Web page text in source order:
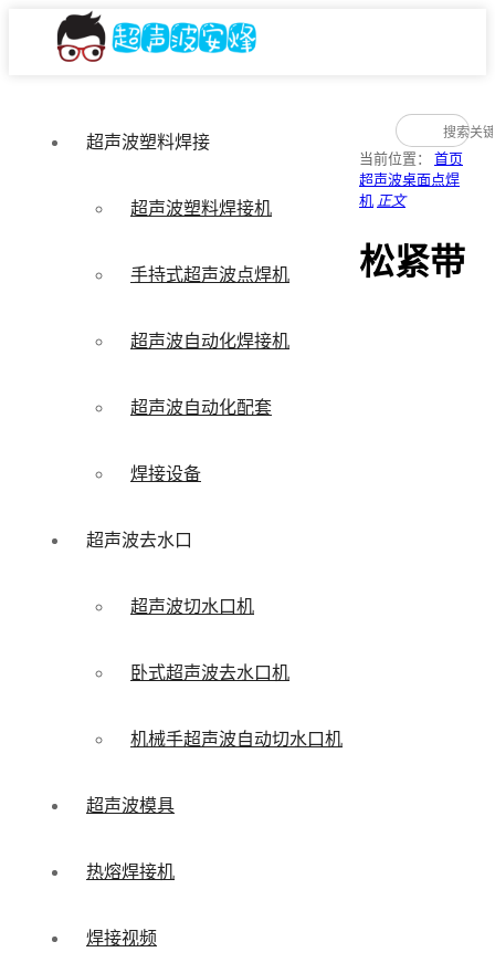
超声波塑料焊接
超声波塑料焊接机
手持式超声波点焊机
超声波自动化焊接机
超声波自动化配套
焊接设备
超声波去水口
超声波切水口机
卧式超声波去水口机
机械手超声波自动切水口机
超声波模具
热熔焊接机
焊接视频
当前位置： 首页
超声波桌面点焊
机 正文
松紧带